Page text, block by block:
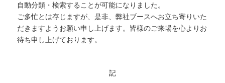
自動分類・検索することが可能になりました。
ご多忙とは存じますが、是非、弊社ブースへお立ち寄りいた
だきますようお願い申し上げます。皆様のご来場を心よりお
待ち申し上げております。
記